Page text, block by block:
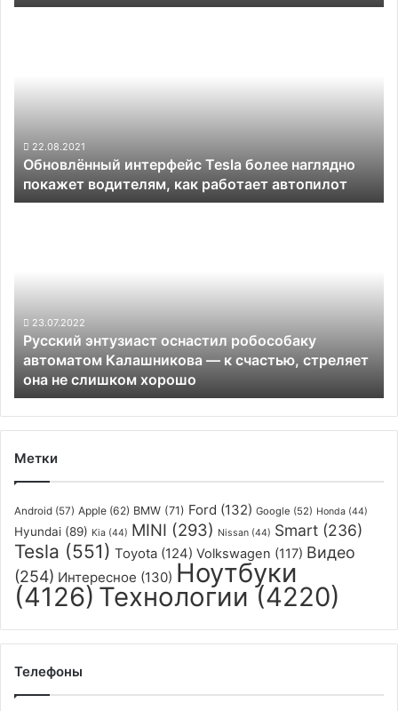
как
работает
автопилот
22.08.2021
Обновлённый интерфейс Tesla более наглядно
покажет водителям, как работает автопилот
—
счастью,
стреляет
она
не
слишком
хорошо
23.07.2022
Русский энтузиаст оснастил робособаку
автоматом Калашникова — к счастью, стреляет
она не слишком хорошо
Метки
Android (57) Apple (62) BMW (71) Ford (132) Google (52) Honda (44)
Hyundai (89) Kia (44) MINI (293) Nissan (44) Smart (236)
Tesla (551) Toyota (124) Volkswagen (117) Видео
(254) Интересное (130) Ноутбуки
(4126) Технологии (4220)
Телефоны